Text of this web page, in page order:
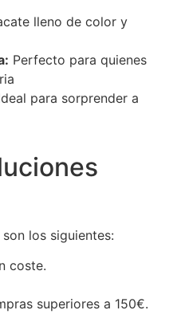
lleno de color y
Perfecto para quienes
para sorprender a
los siguientes:
coste.
superiores a 150€.